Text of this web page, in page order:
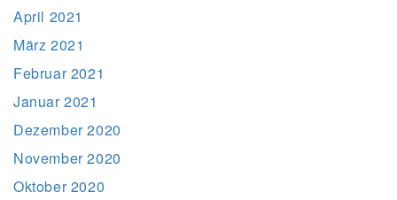
April 2021
März 2021
Februar 2021
Januar 2021
Dezember 2020
November 2020
Oktober 2020